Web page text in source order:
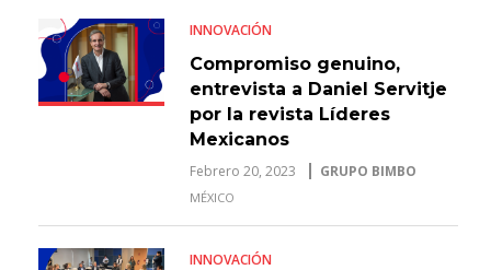
INNOVACIÓN
Compromiso genuino,
entrevista a Daniel Servitje
por la revista Líderes
Mexicanos
Febrero 20, 2023 GRUPO BIMBO
MÉXICO
INNOVACIÓN